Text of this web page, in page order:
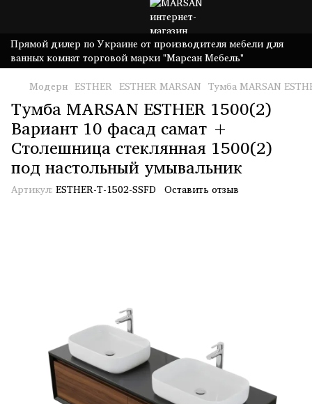
Прямой дилер по Украине от производителя мебели для
ванных комнат торговой марки "Марсан Мебель"
Модерн ESTHER ESTHER MARSAN Тумба MARSAN
Тумба MARSAN ESTHER 1500(2)
Вариант 10 фасад самат +
Столешница стеклянная 1500(2)
под настольный умывальник
Артикул: ESTHER-T-1502-SSFD Оставить отзыв